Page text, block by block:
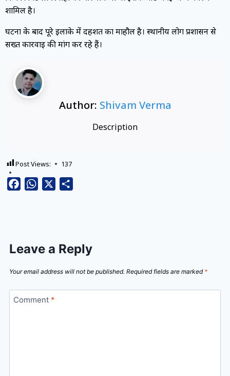
शामिल है।
घटना के बाद पूरे इलाके में दहशत का माहौल है। स्थानीय लोग प्रशासन से
सख्त कार्रवाई की मांग कर रहे हैं।
Author: Shivam Verma
Description
Post Views: 137
FacebookWhatsApp
Leave a Reply
Your email address will not be published. Required fields are marked *
Comment *